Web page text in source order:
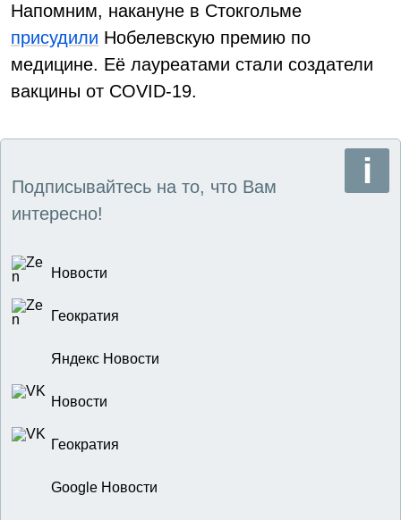
Напомним, накануне в Стокгольме
присудили Нобелевскую премию по
медицине. Её лауреатами стали создатели
вакцины от COVID-19.
Подписывайтесь на то, что Вам
интересно!
Новости
Геократия
Яндекс Новости
Новости
Геократия
Google Новости